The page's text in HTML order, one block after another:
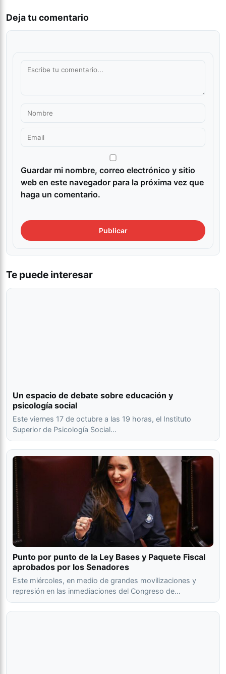
Deja tu comentario
Guardar mi nombre, correo electrónico y sitio
web en este navegador para la próxima vez que
haga un comentario.
Te puede interesar
Un espacio de debate sobre educación y
psicología social
Este viernes 17 de octubre a las 19 horas, el Instituto
Superior de Psicología Social…
Punto por punto de la Ley Bases y Paquete Fiscal
aprobados por los Senadores
Este miércoles, en medio de grandes movilizaciones y
represión en las inmediaciones del Congreso de…